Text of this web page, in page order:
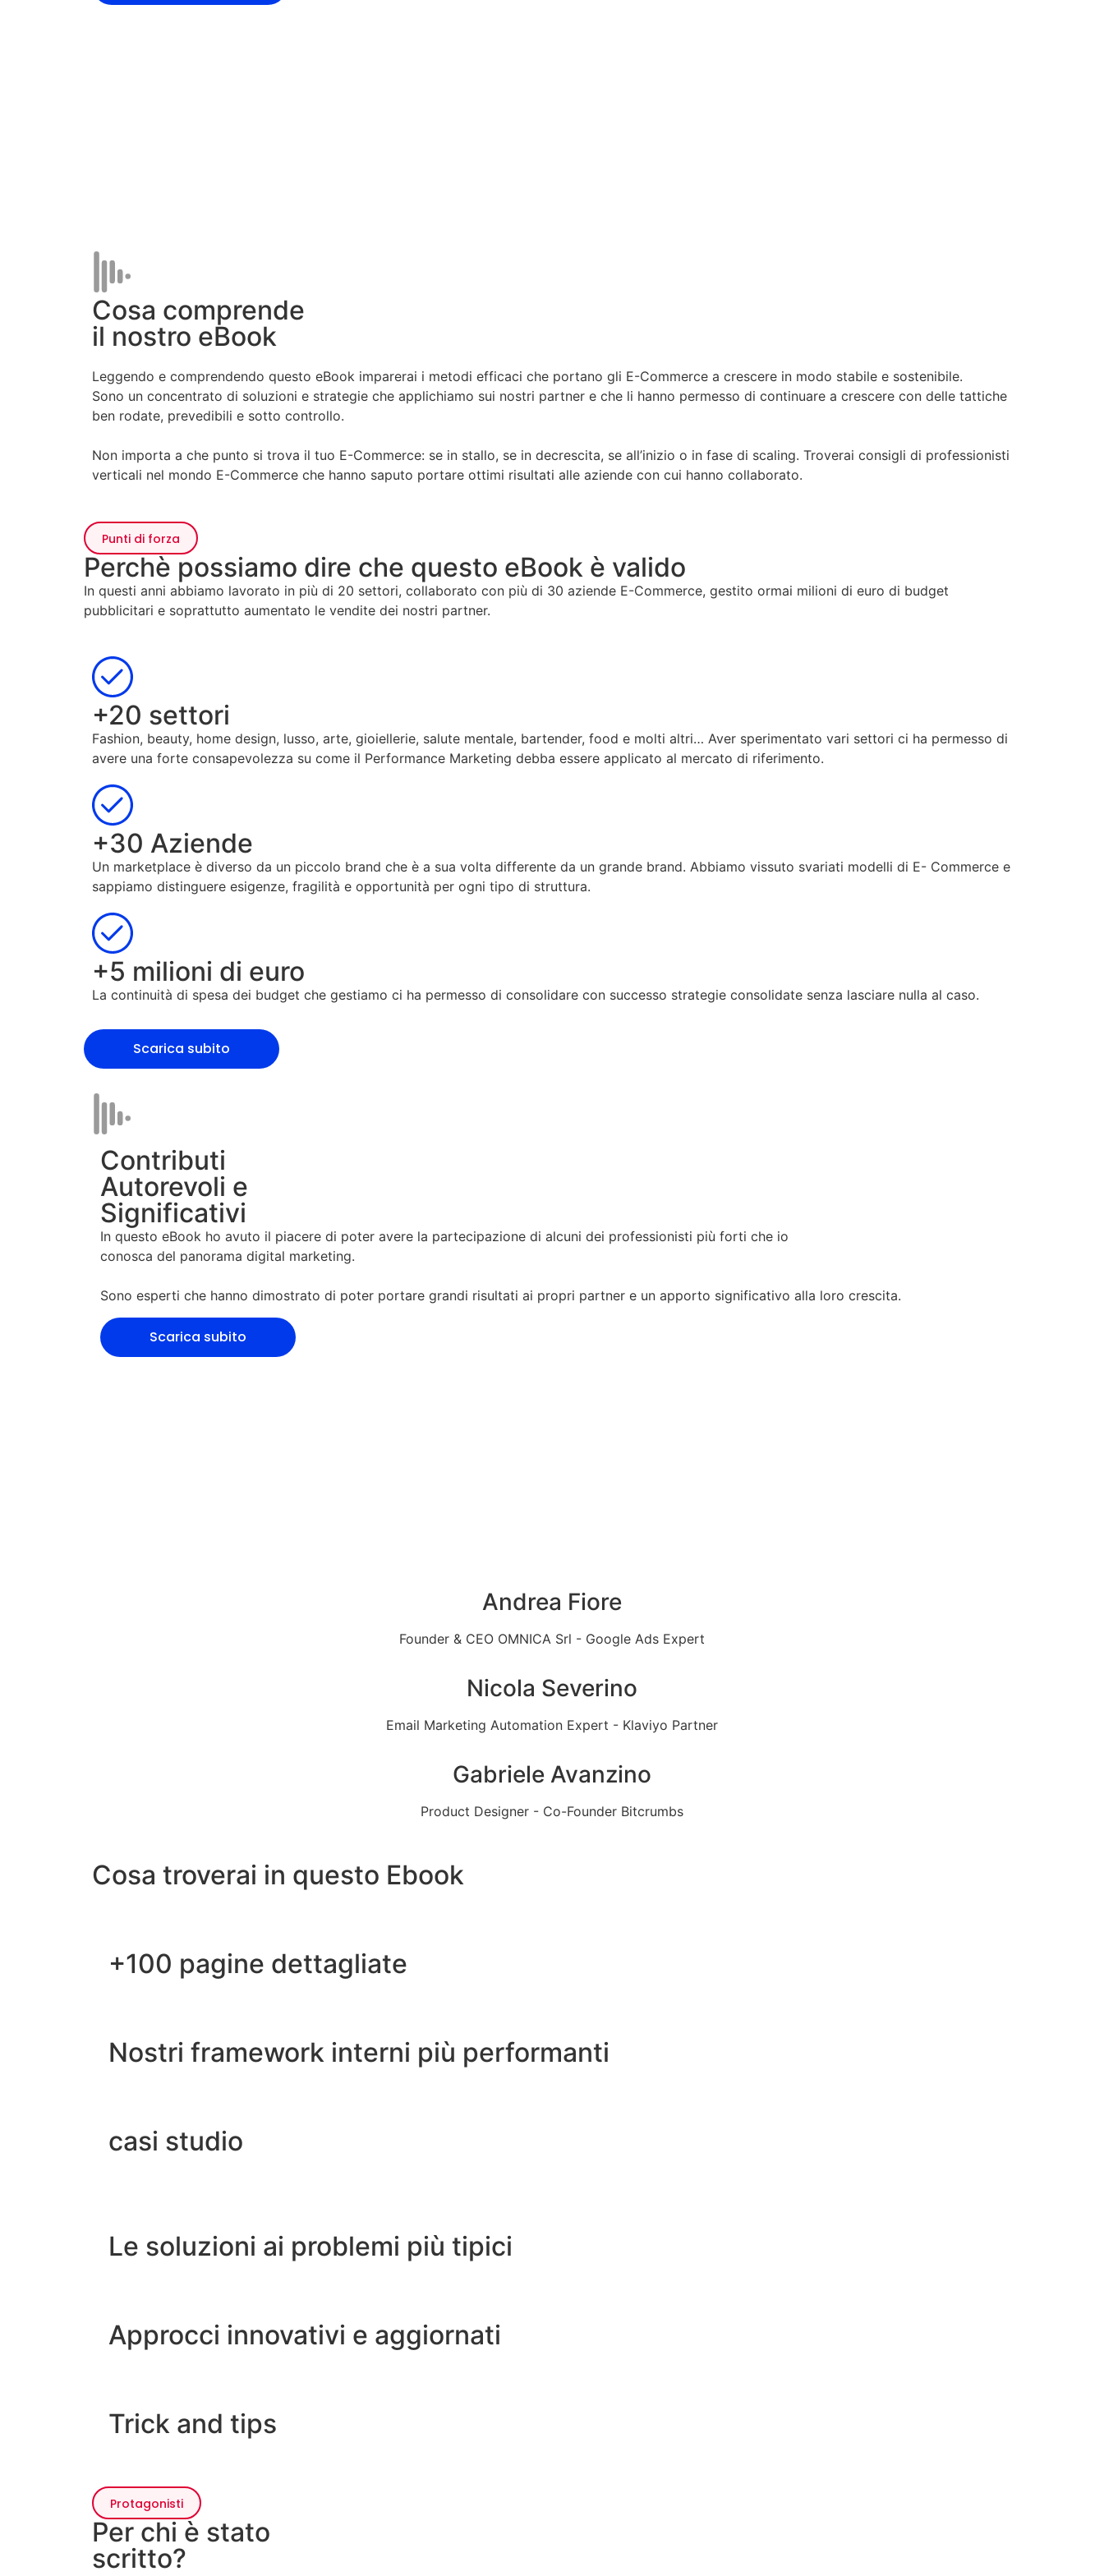
Cosa comprende
il nostro eBook
Leggendo e comprendendo questo eBook imparerai i metodi efficaci che portano gli E-Commerce a crescere in modo stabile e sostenibile.
Sono un concentrato di soluzioni e strategie che applichiamo sui nostri partner e che li hanno permesso di continuare a crescere con delle tattiche
ben rodate, prevedibili e sotto controllo.
Non importa a che punto si trova il tuo E-Commerce: se in stallo, se in decrescita, se all’inizio o in fase di scaling. Troverai consigli di professionisti
verticali nel mondo E-Commerce che hanno saputo portare ottimi risultati alle aziende con cui hanno collaborato.
Punti di forza
Perchè possiamo dire che questo eBook è valido
In questi anni abbiamo lavorato in più di 20 settori, collaborato con più di 30 aziende E-Commerce, gestito ormai milioni di euro di budget
pubblicitari e soprattutto aumentato le vendite dei nostri partner.
+20 settori
Fashion, beauty, home design, lusso, arte, gioiellerie, salute mentale, bartender, food e molti altri… Aver sperimentato vari settori ci ha permesso di
avere una forte consapevolezza su come il Performance Marketing debba essere applicato al mercato di riferimento.
+30 Aziende
Un marketplace è diverso da un piccolo brand che è a sua volta differente da un grande brand. Abbiamo vissuto svariati modelli di E- Commerce e
sappiamo distinguere esigenze, fragilità e opportunità per ogni tipo di struttura.
+5 milioni di euro
La continuità di spesa dei budget che gestiamo ci ha permesso di consolidare con successo strategie consolidate senza lasciare nulla al caso.
Scarica subito
Contributi
Autorevoli e
Significativi
In questo eBook ho avuto il piacere di poter avere la partecipazione di alcuni dei professionisti più forti che io
conosca del panorama digital marketing.
Sono esperti che hanno dimostrato di poter portare grandi risultati ai propri partner e un apporto significativo alla loro crescita.
Scarica subito
Andrea Fiore
Founder & CEO OMNICA Srl - Google Ads Expert
Nicola Severino
Email Marketing Automation Expert - Klaviyo Partner
Gabriele Avanzino
Product Designer - Co-Founder Bitcrumbs
Cosa troverai in questo Ebook
+100 pagine dettagliate
Nostri framework interni più performanti
casi studio
Le soluzioni ai problemi più tipici
Approcci innovativi e aggiornati
Trick and tips
Protagonisti
Per chi è stato
scritto?